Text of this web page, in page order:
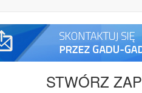
STWÓRZ